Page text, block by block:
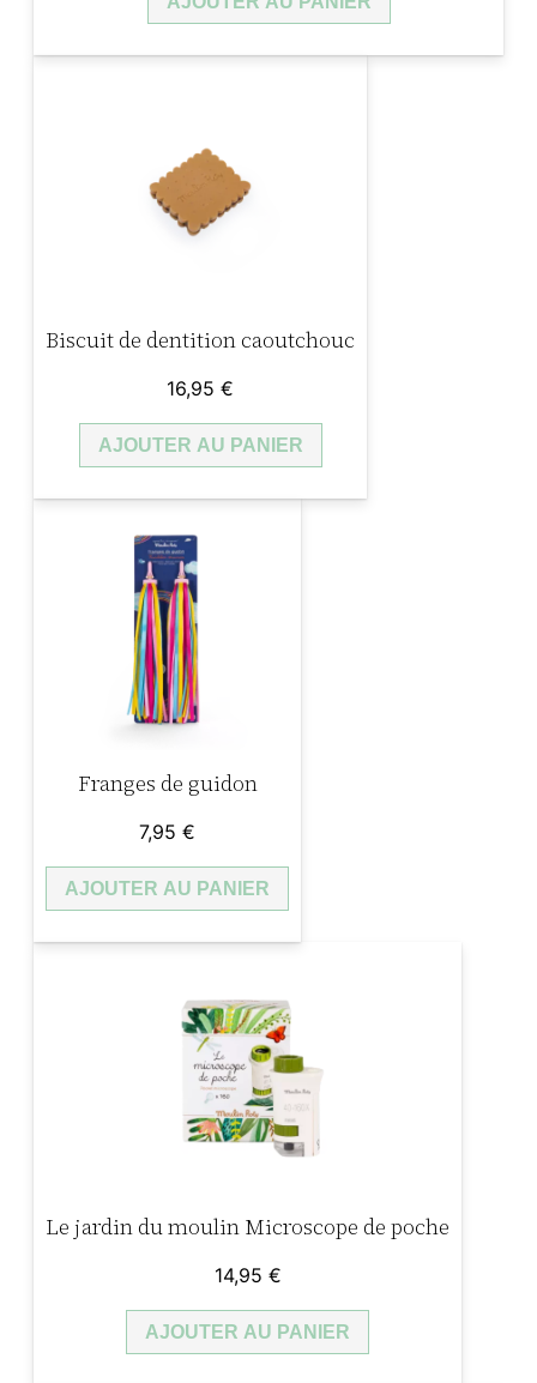
Biscuit de dentition caoutchouc
16,95 €
AJOUTER AU PANIER
Franges de guidon
7,95 €
AJOUTER AU PANIER
Le jardin du moulin Microscope de poche
14,95 €
AJOUTER AU PANIER